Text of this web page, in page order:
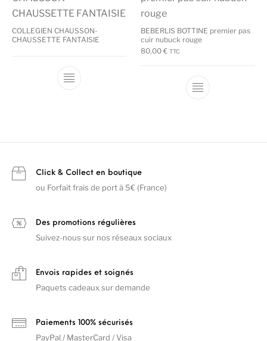
COLLEGIEN CHAUSSON-
CHAUSSETTE FANTAISIE
BEBERLIS BOTTINE premier pas
cuir nubuck rouge
80,00 € TTC
Ce produit a
Click & Collect en boutique
ou Forfait frais de port à 5€ (France)
Des promotions régulières
Suivez-nous sur nos réseaux sociaux
Envois rapides et soignés
Paquets cadeaux sur demande
Paiements 100% sécurisés
PayPal / MasterCard / Visa